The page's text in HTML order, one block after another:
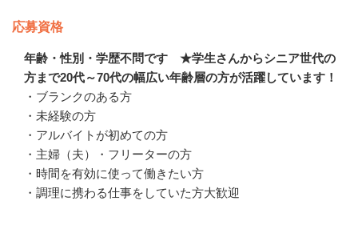
応募資格
年齢・性別・学歴不問です ★学生さんからシニア世代の
方まで20代～70代の幅広い年齢層の方が活躍しています！
・ブランクのある方
・未経験の方
・アルバイトが初めての方
・主婦（夫）・フリーターの方
・時間を有効に使って働きたい方
・調理に携わる仕事をしていた方大歓迎